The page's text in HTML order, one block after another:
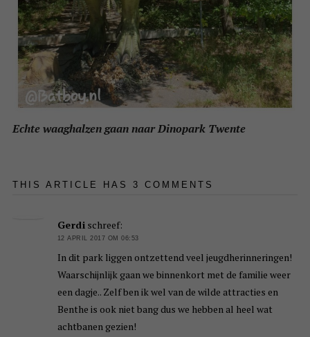
Echte waaghalzen gaan naar Dinopark Twente
THIS ARTICLE HAS 3 COMMENTS
Gerdi schreef:
12 APRIL 2017 OM 06:53
In dit park liggen ontzettend veel jeugdherinneringen!
Waarschijnlijk gaan we binnenkort met de familie weer
een dagje.. Zelf ben ik wel van de wilde attracties en
Benthe is ook niet bang dus we hebben al heel wat
achtbanen gezien!